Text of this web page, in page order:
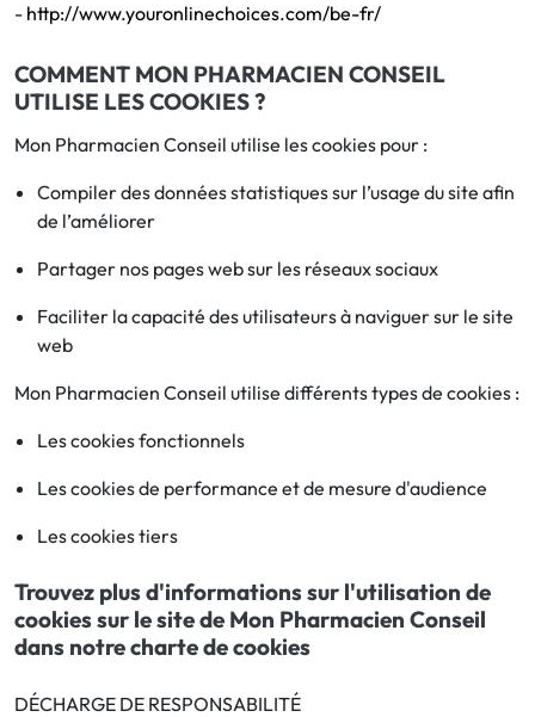
- http://www.youronlinechoices.com/be-fr/
COMMENT MON PHARMACIEN CONSEIL
UTILISE LES COOKIES ?
Mon Pharmacien Conseil utilise les cookies pour :
Compiler des données statistiques sur l’usage du site afin
de l’améliorer
Partager nos pages web sur les réseaux sociaux
Faciliter la capacité des utilisateurs à naviguer sur le site
web
Mon Pharmacien Conseil utilise différents types de cookies :
Les cookies fonctionnels
Les cookies de performance et de mesure d'audience
Les cookies tiers
Trouvez plus d'informations sur l'utilisation de
cookies sur le site de Mon Pharmacien Conseil
dans notre charte de cookies
DÉCHARGE DE RESPONSABILITÉ